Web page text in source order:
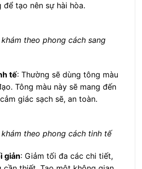
để tạo nên sự hài hòa.
theo phong cách sang
tế: Thường sẽ dùng tông màu
Tông màu này sẽ mang đến
giác sạch sẽ, an toàn.
theo phong cách tinh tế
giản: Giảm tối đa các chi tiết,